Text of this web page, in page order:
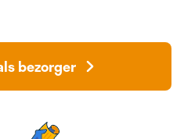
bezorger